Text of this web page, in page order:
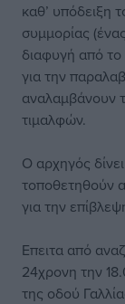
καθ’ υπόδειξη
συμμορίας
διαφυγή από το
για την
αναλαμβάνουν
τιμαλφών.
Ο αρχηγός
τοποθετηθούν
για την
Επειτα από
24χρονη την
της οδού